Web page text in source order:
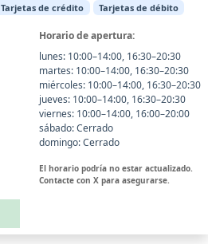
Tarjetas de crédito Tarjetas de débito
Horario de apertura:
lunes: 10:00–14:00, 16:30–20:30
martes: 10:00–14:00, 16:30–20:30
miércoles: 10:00–14:00, 16:30–20:30
jueves: 10:00–14:00, 16:30–20:30
viernes: 10:00–14:00, 16:00–20:00
sábado: Cerrado
domingo: Cerrado
El horario podría no estar actualizado.
Contacte con X para asegurarse.